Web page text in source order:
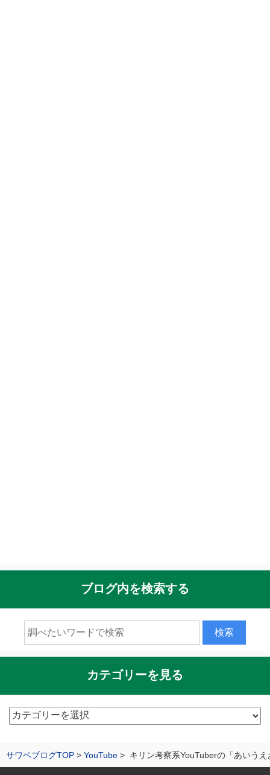
サワベブログTOP YouTube キリン考察系YouTuberの「あいう
ブログ内を検索する
カテゴリーを見る
カ
リ